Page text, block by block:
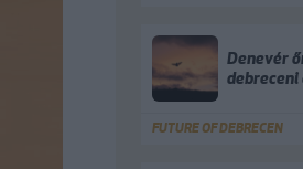
Denevér
debreceni
FUTURE OF DEBRECEN